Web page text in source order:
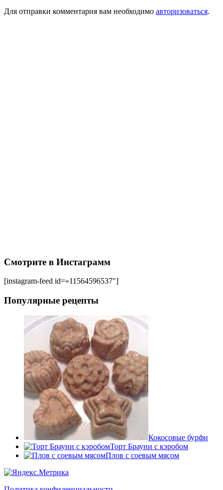
Для отправки комментария вам необходимо авторизоваться.
Смотрите в Инстаграмм
[instagram-feed id=»11564596537″]
Популярные рецепты
Кокосовые бурфи
Торт Брауни с кэробом
Плов с соевым мясом